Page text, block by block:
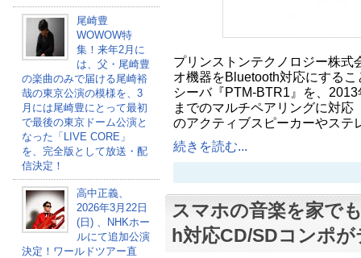
尾崎豊
WOWOW特
集！来年2月に
は、父・尾崎豊
の楽曲のみで届ける尾崎裕
哉の東京公演の模様を、3
月には尾崎豊にとって最初
で最後の東京ドーム公演と
なった「LIVE CORE」
を、完全版として放送・配
信決定！
高中正義、
2026年3月22日
(日) 、NHKホー
ルにて追加公演
決定！ワールドツアー直
プリンストンテクノロジー株式
オ機器をBluetooth対応にする
シーバ『PTM-BTR1』を、
までのマルチペアリングに対応
のアクティブスピーカーやス
続きを読む...
スマホの音楽を家で
h対応CD/SDコンポ